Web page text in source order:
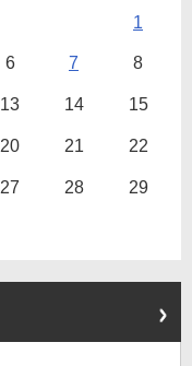
1
6 7 8
13 14 15
20 21 22
27 28 29